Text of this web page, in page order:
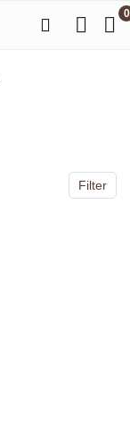
0
Filter